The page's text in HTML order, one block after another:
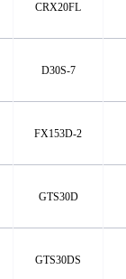
CRX20FL
D30S-7
FX153D-2
GTS30D
GTS30DS